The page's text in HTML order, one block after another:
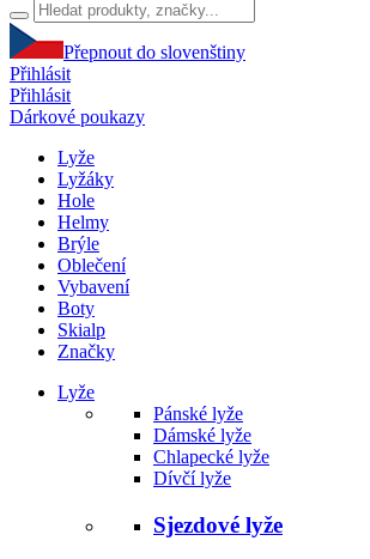
Přepnout do slovenštiny
Přihlásit
Přihlásit
Dárkové poukazy
Lyže
Lyžáky
Hole
Helmy
Brýle
Oblečení
Vybavení
Boty
Skialp
Značky
Lyže
Pánské lyže
Dámské lyže
Chlapecké lyže
Dívčí lyže
Sjezdové lyže